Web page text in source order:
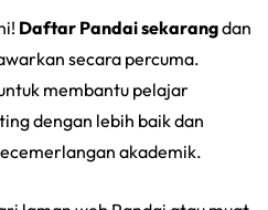
Daftar Pandai sekarangdan
secara percuma.
membantu pelajar
dengan lebih baik dan
akademik.